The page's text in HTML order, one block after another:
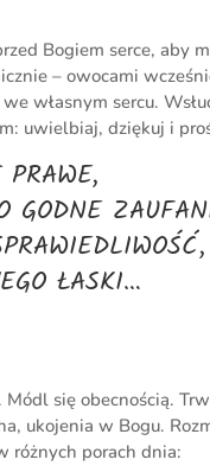
Bogiem serce, aby
– owocami
własnym sercu.
uwielbiaj, dziękuj i
GODNE
ŁASKI…
się obecnością.
ukojenia w Bogu.
różnych porach dnia: